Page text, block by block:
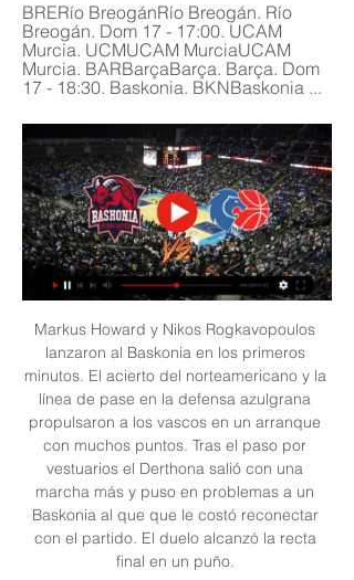
BRERío BreogánRío Breogán. Río
Breogán. Dom 17 - 17:00. UCAM
Murcia. UCMUCAM MurciaUCAM
Murcia. BARBarçaBarça. Barça. Dom
17 - 18:30. Baskonia. BKNBaskonia ...
Markus Howard y Nikos Rogkavopoulos
lanzaron al Baskonia en los primeros
minutos. El acierto del norteamericano y la
línea de pase en la defensa azulgrana
propulsaron a los vascos en un arranque
con muchos puntos. Tras el paso por
vestuarios el Derthona salió con una
marcha más y puso en problemas a un
Baskonia al que que le costó reconectar
con el partido. El duelo alcanzó la recta
final en un puño.